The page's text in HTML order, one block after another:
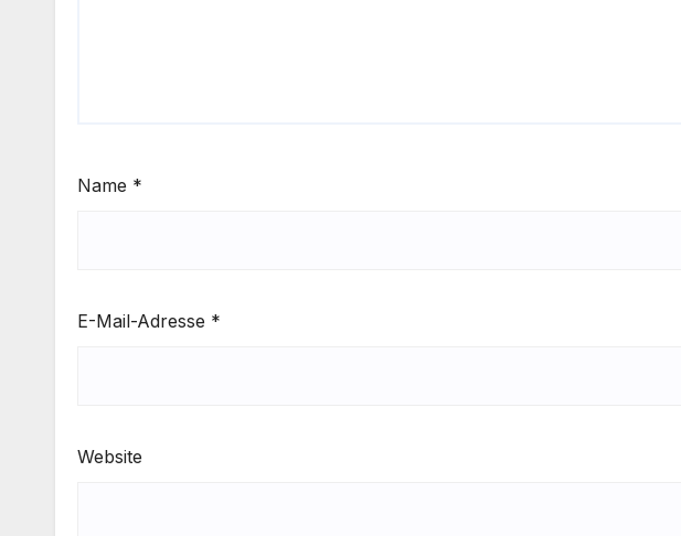
Name *
E-Mail-Adresse *
Website